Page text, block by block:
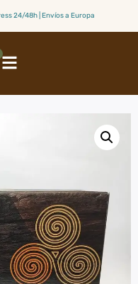
24/48h | Envíos a Europa